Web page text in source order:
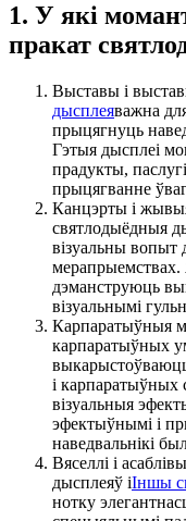
1. У які
пракат
Выставы і
дысплеяважна
прыцягнуць
Гэтыя дысплеі
прадукты,
прыцягванне
Канцэрты і
святлодыёдныя
візуальны вопыт
дэманструюць
візуальнымі
Карпаратыўныя
карпаратыўных
і
візуальныя
эфектыўнымі і
наведвальнікі
Вяселлі і
дысплеяў іІншы
нотку